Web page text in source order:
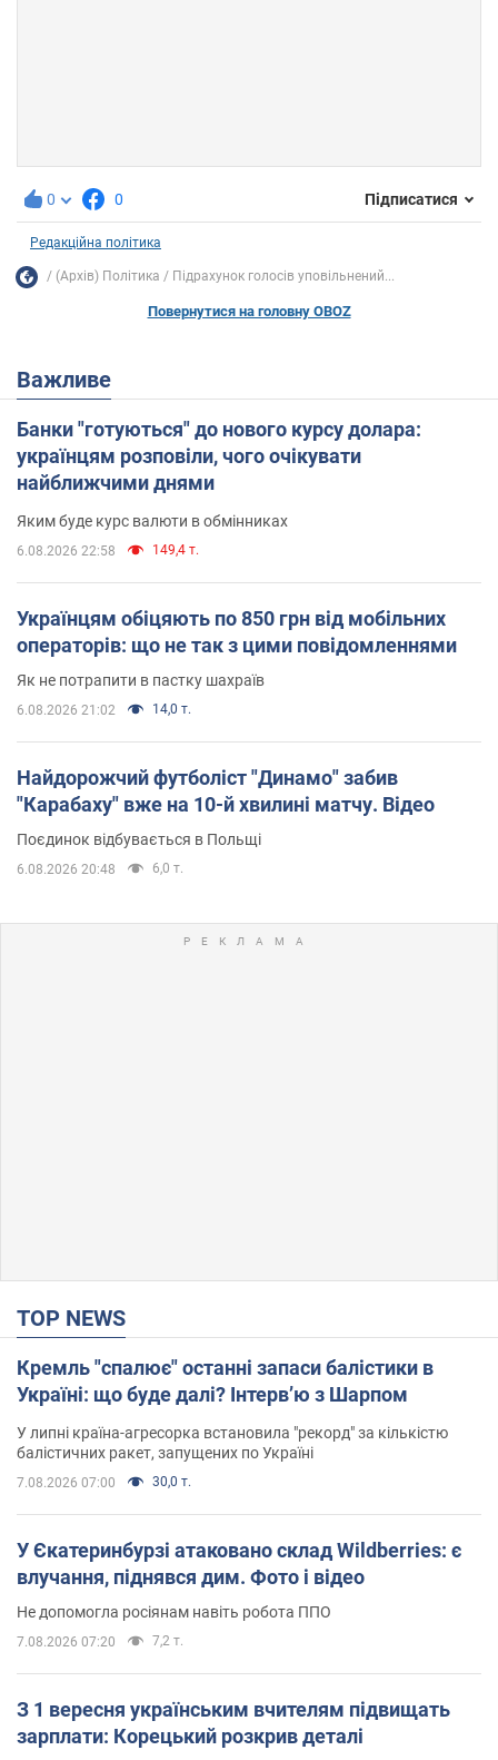
0 0 Підписатися
Редакційна політика
(Архів) Політика Підрахунок голосів уповільнений...
Повернутися на головну OBOZ
Важливе
Банки "готуються" до нового курсу долара:
українцям розповіли, чого очікувати
найближчими днями
Яким буде курс валюти в обмінниках
6.08.2026 22:58 149,4 т.
Українцям обіцяють по 850 грн від мобільних
операторів: що не так з цими повідомленнями
Як не потрапити в пастку шахраїв
6.08.2026 21:02 14,0 т.
Найдорожчий футболіст "Динамо" забив
"Карабаху" вже на 10-й хвилині матчу. Відео
Поєдинок відбувається в Польщі
6.08.2026 20:48 6,0 т.
TOP NEWS
Кремль "спалює" останні запаси балістики в
Україні: що буде далі? Інтерв’ю з Шарпом
У липні країна-агресорка встановила "рекорд" за кількістю
балістичних ракет, запущених по Україні
7.08.2026 07:00 30,0 т.
У Єкатеринбурзі атаковано склад Wildberries: є
влучання, піднявся дим. Фото і відео
Не допомогла росіянам навіть робота ППО
7.08.2026 07:20 7,2 т.
З 1 вересня українським вчителям підвищать
зарплати: Корецький розкрив деталі